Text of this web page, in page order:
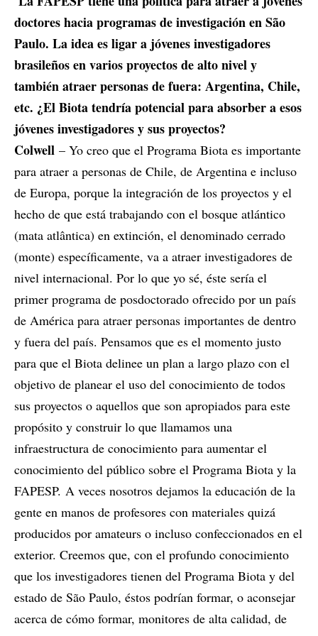
doctores hacia programas de investigación en São
Paulo. La idea es ligar a jóvenes investigadores
brasileños en varios proyectos de alto nivel y
también atraer personas de fuera: Argentina, Chile,
etc. ¿El Biota tendría potencial para absorber a esos
jóvenes investigadores y sus proyectos?
Colwell – Yo creo que el Programa Biota es importante
para atraer a personas de Chile, de Argentina e incluso
de Europa, porque la integración de los proyectos y el
hecho de que está trabajando con el bosque atlántico
(mata atlântica) en extinción, el denominado cerrado
(monte) específicamente, va a atraer investigadores de
nivel internacional. Por lo que yo sé, éste sería el
primer programa de posdoctorado ofrecido por un país
de América para atraer personas importantes de dentro
y fuera del país. Pensamos que es el momento justo
para que el Biota delinee un plan a largo plazo con el
objetivo de planear el uso del conocimiento de todos
sus proyectos o aquellos que son apropiados para este
propósito y construir lo que llamamos una
infraestructura de conocimiento para aumentar el
conocimiento del público sobre el Programa Biota y la
FAPESP. A veces nosotros dejamos la educación de la
gente en manos de profesores con materiales quizá
producidos por amateurs o incluso confeccionados en el
exterior. Creemos que, con el profundo conocimiento
que los investigadores tienen del Programa Biota y del
estado de São Paulo, éstos podrían formar, o aconsejar
acerca de cómo formar, monitores de alta calidad, de